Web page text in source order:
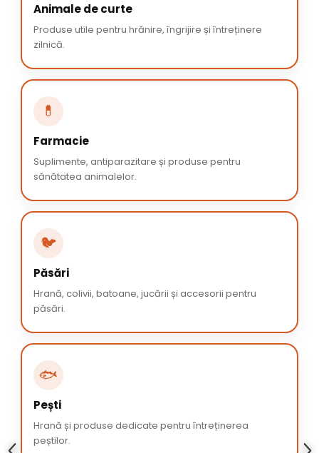
Animale de curte
Produse utile pentru hrănire, îngrijire și întreținere
zilnică.
💊
Farmacie
Suplimente, antiparazitare și produse pentru
sănătatea animalelor.
🐦
Păsări
Hrană, colivii, batoane, jucării și accesorii pentru
păsări.
🐟
Pești
Hrană și produse dedicate pentru întreținerea
peștilor.